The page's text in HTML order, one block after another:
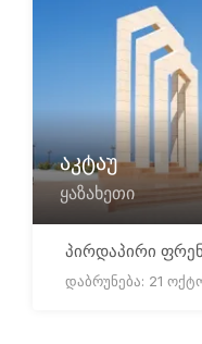
აკტაუ
ყაზახეთი
პირდაპირი
დაბრუნება: 21